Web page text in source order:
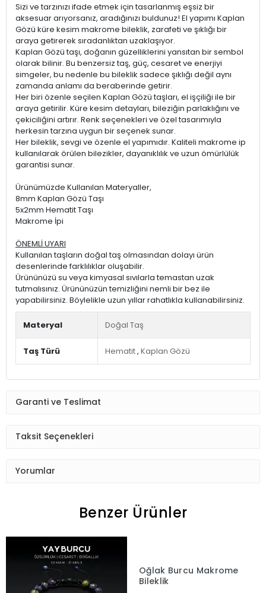
Sizi ve tarzınızı ifade etmek için tasarlanmış eşsiz bir
aksesuar arıyorsanız, aradığınızı buldunuz! El yapımı Kaplan
Gözü küre kesim makrome bileklik, zarafeti ve şıklığı bir
araya getirerek sıradanlıktan uzaklaşıyor.
Kaplan Gözü taşı, doğanın güzelliklerini yansıtan bir sembol
olarak bilinir. Bu benzersiz taş, güç, cesaret ve enerjiyi
simgeler, bu nedenle bu bileklik sadece şıklığı değil aynı
zamanda anlamı da beraberinde getirir.
Her biri özenle seçilen Kaplan Gözü taşları, el işçiliği ile bir
araya getirilir. Küre kesim detayları, bileziğin parlaklığını ve
çekiciliğini artırır. Renk seçenekleri ve özel tasarımıyla
herkesin tarzına uygun bir seçenek sunar.
Her bileklik, sevgi ve özenle el yapımıdır. Kaliteli makrome ip
kullanılarak örülen bilezikler, dayanıklılık ve uzun ömürlülük
garantisi sunar.
Ürünümüzde Kullanılan Materyaller,
8mm Kaplan Gözü Taşı
5x2mm Hematit Taşı
Makrome İpi
ÖNEMLİ UYARI
Kullanılan taşların doğal taş olmasından dolayı ürün
desenlerinde farklılıklar oluşabilir.
Ürününüzü su veya kimyasal sıvılarla temastan uzak
tutmalısınız. Ürününüzün temizliğini nemli bir bez ile
yapabilirsiniz. Böylelikle uzun yıllar rahatlıkla kullanabilirsiniz.
Materyal Doğal Taş
Taş Türü Hematit, Kaplan Gözü
Garanti ve Teslimat
Taksit Seçenekleri
Yorumlar
Benzer Ürünler
Oğlak Burcu Makrome
Bileklik